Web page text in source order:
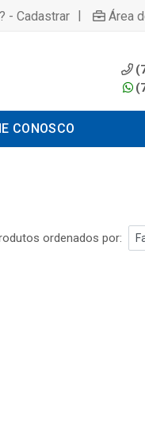
- Cadastrar | Área
CONOSCO
ordenados por: